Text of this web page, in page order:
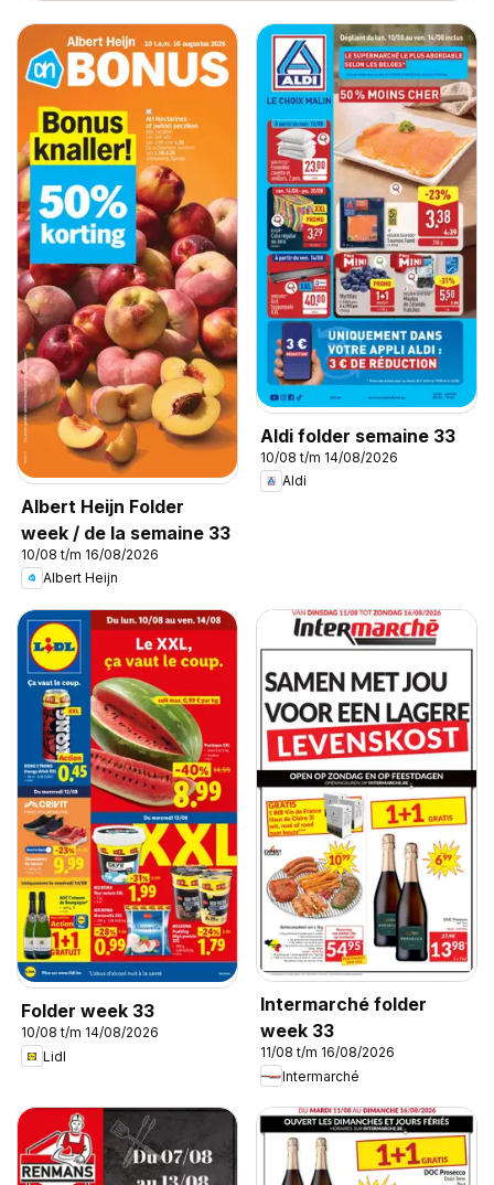
Albert Heijn Folder
week / de la semaine 33
10/08 t/m 16/08/2026
Albert Heijn
Aldi folder semaine 33
10/08 t/m 14/08/2026
Aldi
Folder week 33
10/08 t/m 14/08/2026
Lidl
Intermarché folder
week 33
11/08 t/m 16/08/2026
Intermarché